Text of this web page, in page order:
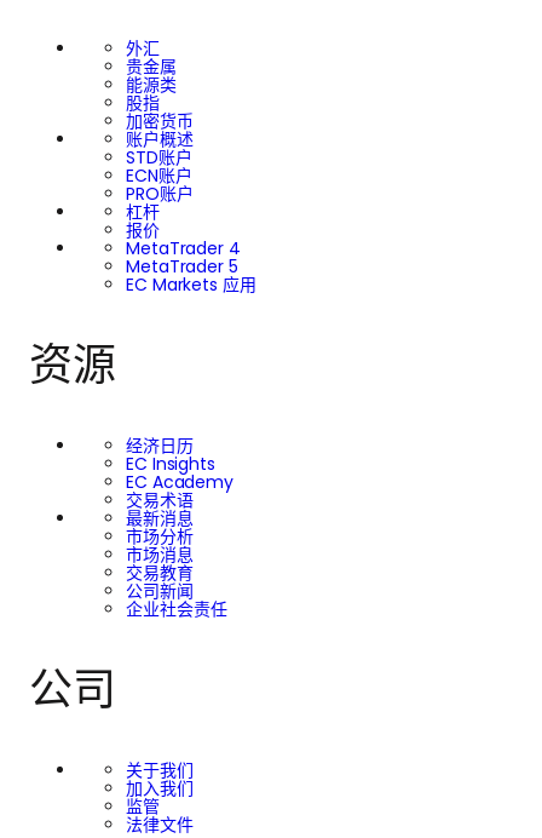
外汇
贵金属
能源类
股指
加密货币
账户概述
STD账户
ECN账户
PRO账户
杠杆
报价
MetaTrader 4
MetaTrader 5
EC Markets 应用
资源
经济日历
EC Insights
EC Academy
交易术语
最新消息
市场分析
市场消息
交易教育
公司新闻
企业社会责任
公司
关于我们
加入我们
监管
法律文件